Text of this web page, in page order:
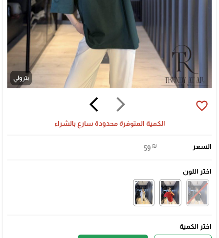
بترولي
arrow_forward_ios
arrow_back_ios favorite_border
الكمية المتوفرة محدودة سارع بالشراء
السعر 59 ₪
اختر اللون
اختر الكمية